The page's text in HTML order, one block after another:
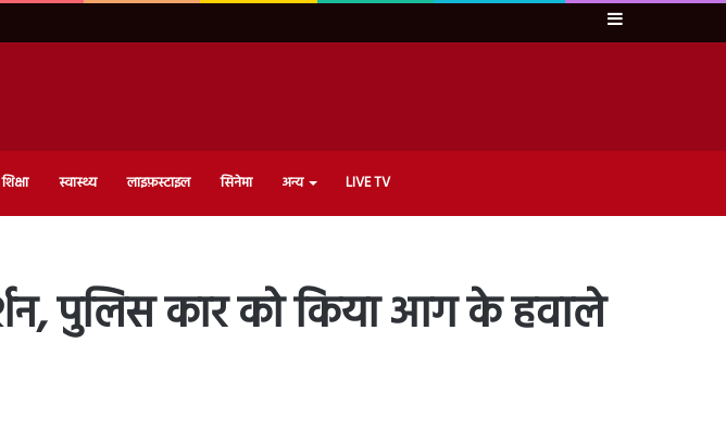
Sidebar
शिक्षा स्वास्थ्य लाइफ़स्टाइल सिनेमा अन्य LIVE TV
पुलिस कार को किया आग के हवाले